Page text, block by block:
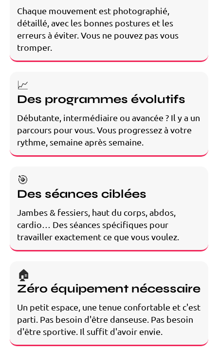
Chaque mouvement est photographié,
détaillé, avec les bonnes postures et les
erreurs à éviter. Vous ne pouvez pas vous
tromper.
📈
Des programmes évolutifs
Débutante, intermédiaire ou avancée ? Il y a un
parcours pour vous. Vous progressez à votre
rythme, semaine après semaine.
🎯
Des séances ciblées
Jambes & fessiers, haut du corps, abdos,
cardio… Des séances spécifiques pour
travailler exactement ce que vous voulez.
🏠
Zéro équipement nécessaire
Un petit espace, une tenue confortable et c'est
parti. Pas besoin d'être danseuse. Pas besoin
d'être sportive. Il suffit d'avoir envie.